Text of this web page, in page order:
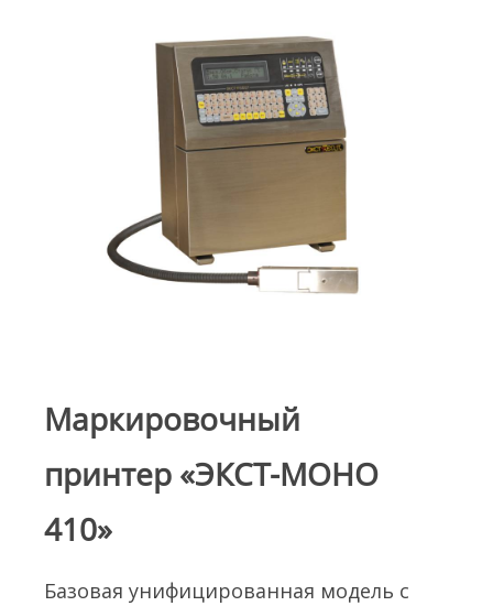
Маркировочный
принтер «ЭКСТ-МОНО
410»
Базовая унифицированная модель с